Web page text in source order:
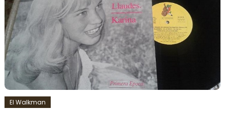
El Walkman